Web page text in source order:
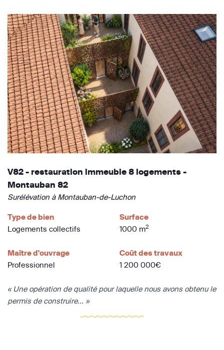
V82 - restauration immeuble 8 logements -
Montauban 82
Surélévation à Montauban-de-Luchon
Type de bien
Logements collectifs
Surface
1000 m2
Maître d'ouvrage
Professionnel
Coût des travaux
1 200 000€
« Une opération de qualité pour laquelle nous avons obtenu le
permis de construire... »